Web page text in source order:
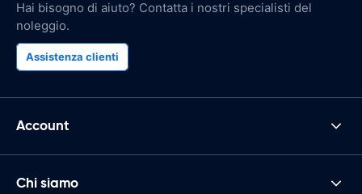
Hai bisogno di aiuto? Contatta i nostri specialisti del
noleggio.
Assistenza clienti
Account
Chi siamo